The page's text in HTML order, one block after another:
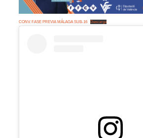
CONV. FASE PREVIA MÁLAGA SUB-16 Descarga